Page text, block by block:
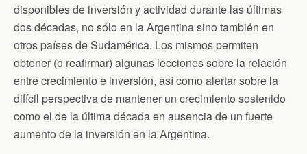
disponibles de inversión y actividad durante las últimas
dos décadas, no sólo en la Argentina sino también en
otros países de Sudamérica. Los mismos permiten
obtener (o reafirmar) algunas lecciones sobre la relación
entre crecimiento e inversión, así como alertar sobre la
difícil perspectiva de mantener un crecimiento sostenido
como el de la última década en ausencia de un fuerte
aumento de la inversión en la Argentina.